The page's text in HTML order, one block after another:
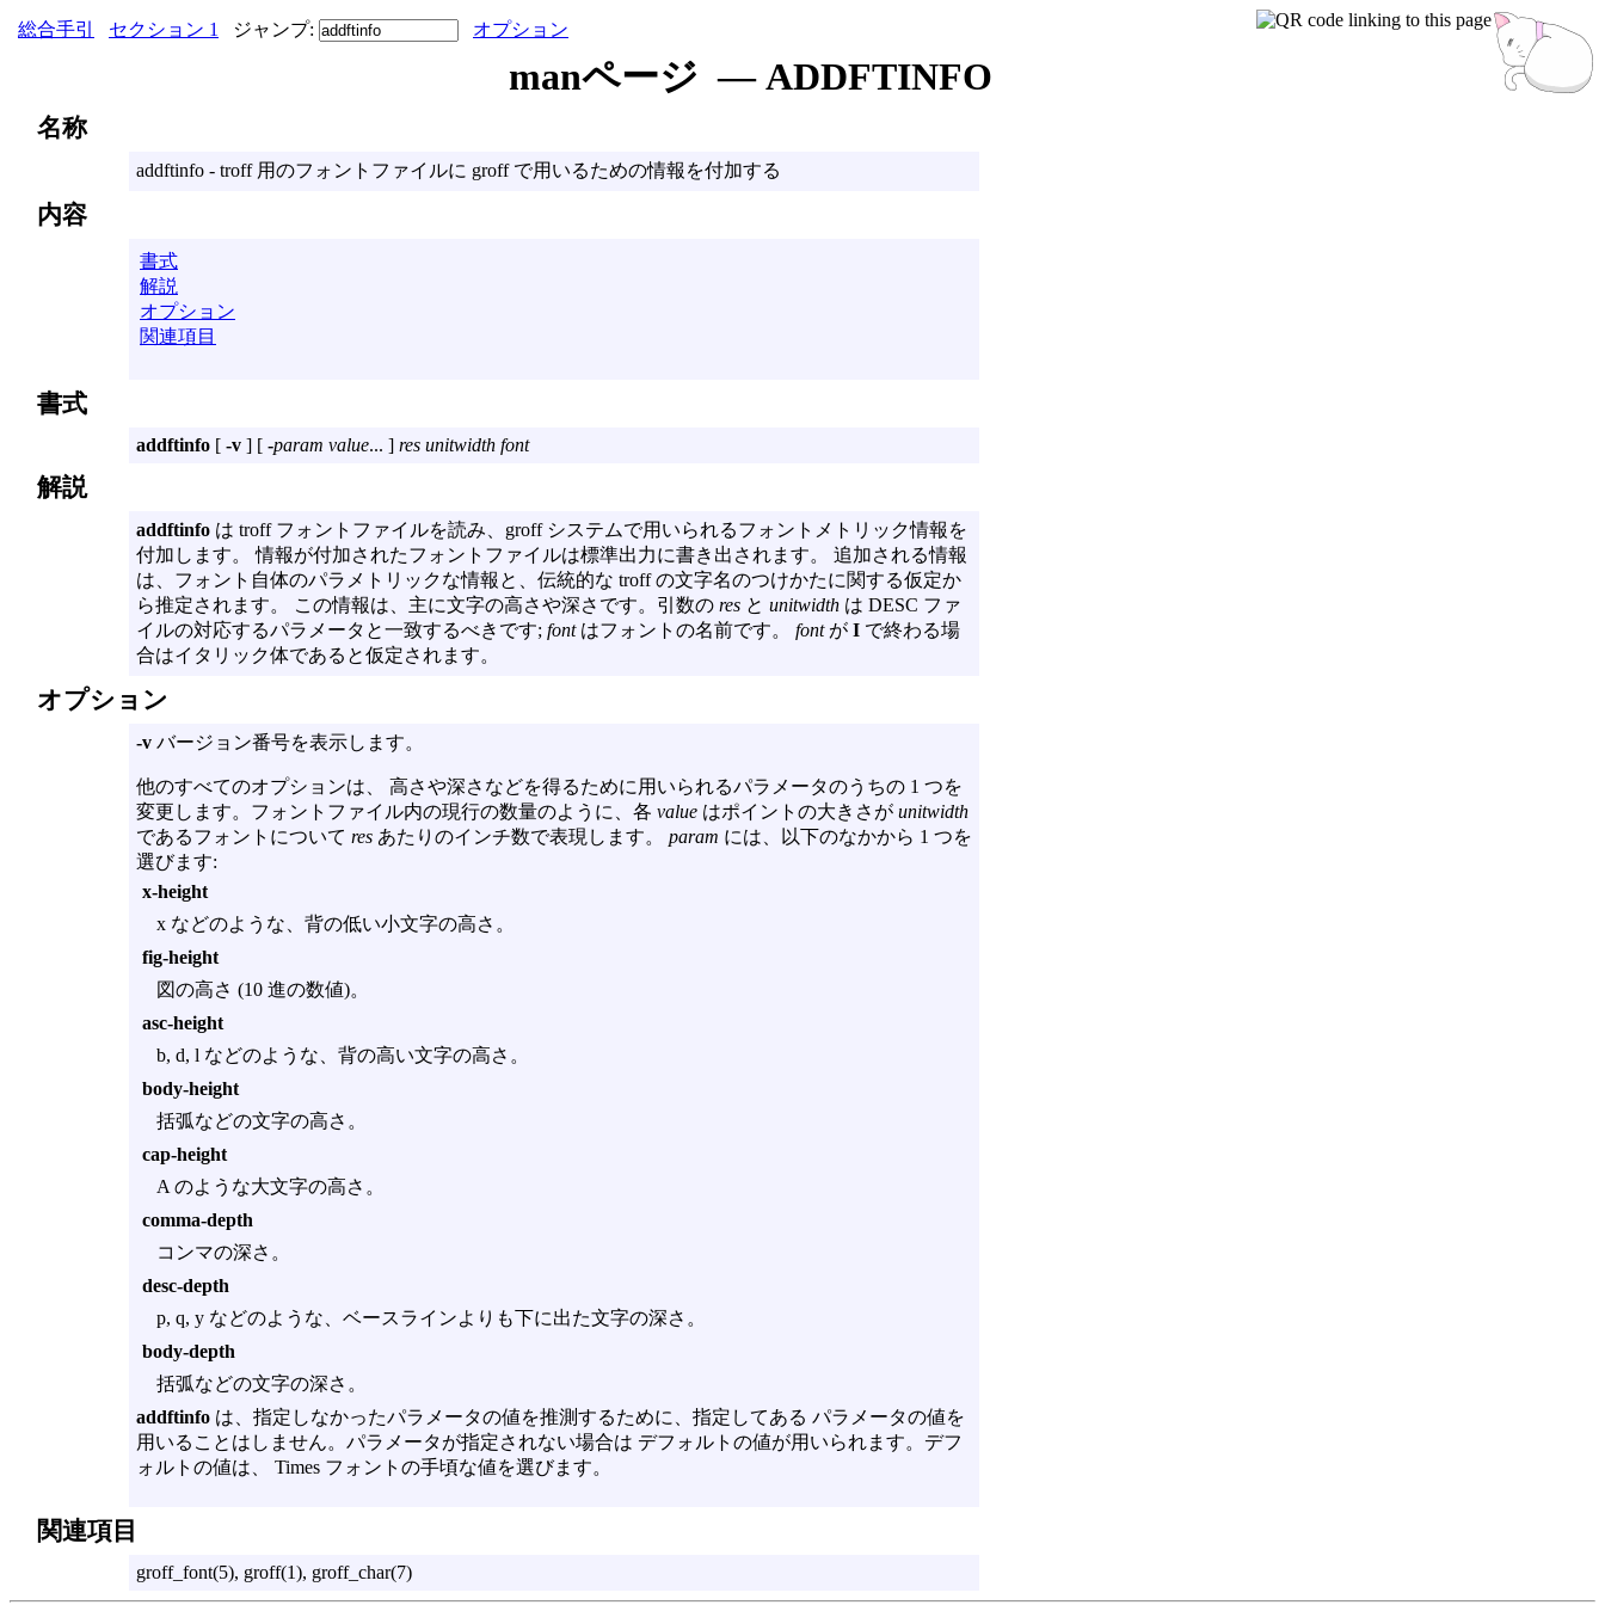
総合手引 セクション 1 ジャンプ: オプション
manページ — ADDFTINFO
名称
addftinfo - troff 用のフォントファイルに groff で用いるための情報を付加する
内容
書式
解説
オプション
関連項目
書式
addftinfo [ -v ] [ -param value... ] res unitwidth font
解説
addftinfo は troff フォントファイルを読み、groff システムで用いられるフォントメトリック情報を
付加します。 情報が付加されたフォントファイルは標準出力に書き出されます。 追加される情報
は、フォント自体のパラメトリックな情報と、伝統的な troff の文字名のつけかたに関する仮定か
ら推定されます。 この情報は、主に文字の高さや深さです。引数の res と unitwidth は DESC ファ
イルの対応するパラメータと一致するべきです; fontはフォントの名前です。 fontが I で終わる場
合はイタリック体であると仮定されます。
オプション
-v バージョン番号を表示します。
他のすべてのオプションは、 高さや深さなどを得るために用いられるパラメータのうちの 1 つを
変更します。フォントファイル内の現行の数量のように、各 value はポイントの大きさが unitwidth
であるフォントについて res あたりのインチ数で表現します。 param には、以下のなかから 1 つを
選びます:
x-height
x などのような、背の低い小文字の高さ。
fig-height
図の高さ (10 進の数値)。
asc-height
b, d, l などのような、背の高い文字の高さ。
body-height
括弧などの文字の高さ。
cap-height
A のような大文字の高さ。
comma-depth
コンマの深さ。
desc-depth
p, q, y などのような、ベースラインよりも下に出た文字の深さ。
body-depth
括弧などの文字の深さ。
addftinfo は、指定しなかったパラメータの値を推測するために、指定してある パラメータの値を
用いることはしません。パラメータが指定されない場合は デフォルトの値が用いられます。デフ
ォルトの値は、 Times フォントの手頃な値を選びます。
関連項目
groff_font(5), groff(1), groff_char(7)